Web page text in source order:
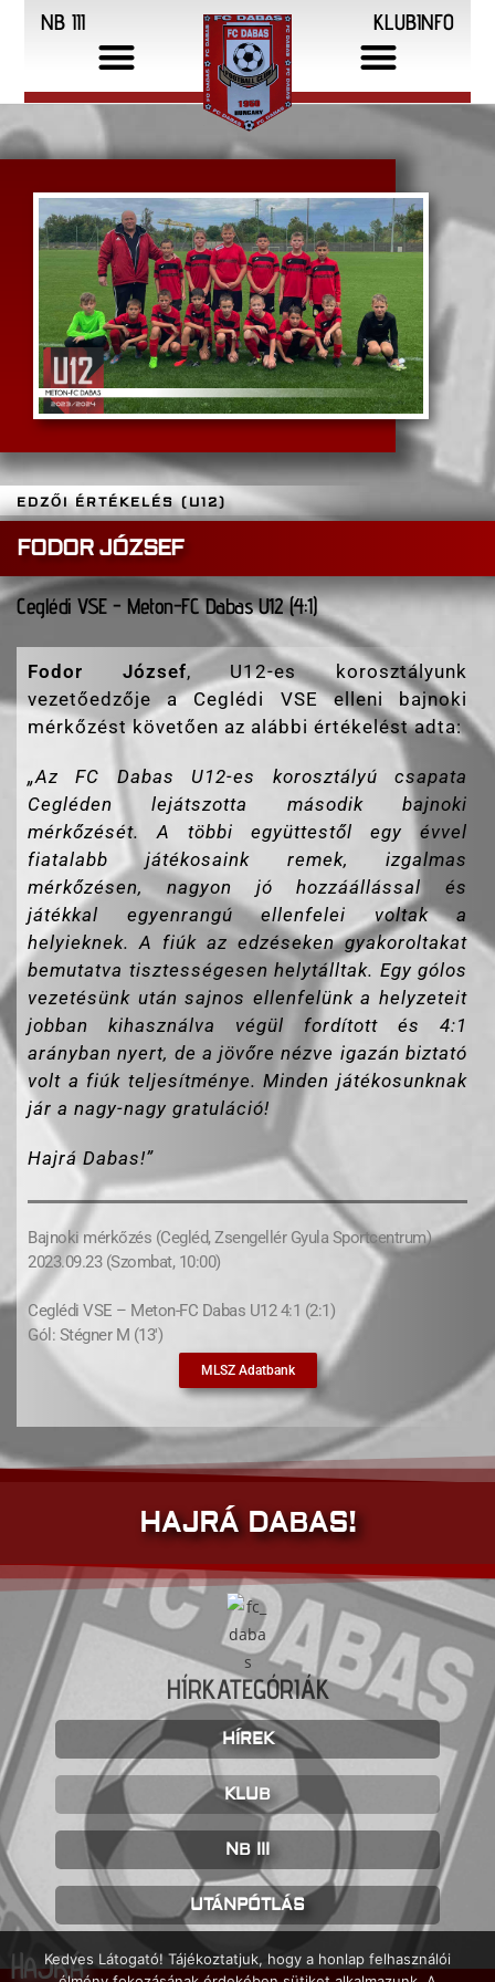
NB III KLUBINFO
EDZŐI ÉRTÉKELÉS (U12)
FODOR JÓZSEF
Ceglédi VSE - Meton-FC Dabas U12 (4:1)
Fodor József, U12-es korosztályunk
vezetőedzője a Ceglédi VSE elleni bajnoki
mérkőzést követően az alábbi értékelést adta:
„Az FC Dabas U12-es korosztályú csapata
Cegléden lejátszotta második bajnoki
mérkőzését. A többi együttestől egy évvel
fiatalabb játékosaink remek, izgalmas
mérkőzésen, nagyon jó hozzáállással és
játékkal egyenrangú ellenfelei voltak a
helyieknek. A fiúk az edzéseken gyakoroltakat
bemutatva tisztességesen helytálltak. Egy gólos
vezetésünk után sajnos ellenfelünk a helyzeteit
jobban kihasználva végül fordított és 4:1
arányban nyert, de a jövőre nézve igazán biztató
volt a fiúk teljesítménye. Minden játékosunknak
jár a nagy-nagy gratuláció!
Hajrá Dabas!”
Bajnoki mérkőzés (Cegléd, Zsengellér Gyula Sportcentrum)
2023.09.23 (Szombat, 10:00)
Ceglédi VSE – Meton-FC Dabas U12 4:1 (2:1)
Gól: Stégner M (13′)
MLSZ Adatbank
HAJRÁ DABAS!
HÍRKATEGÓRIÁK
HÍREK
KLUB
NB III
UTÁNPÓTLÁS
HAJRÁKedves Látogató! Tájékoztatjuk, hogy a honlap felhasználói